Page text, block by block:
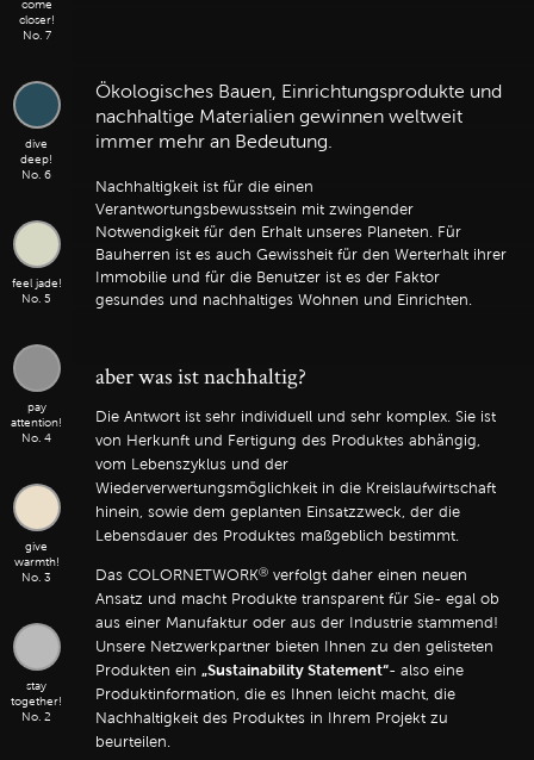
come
closer!
No. 7
dive
deep!
No. 6
feel jade!
No. 5
pay
attention!
No. 4
give
warmth!
No. 3
stay
together!
No. 2
Ökologisches Bauen, Einrichtungsprodukte und
nachhaltige Materialien gewinnen weltweit
immer mehr an Bedeutung.
Nachhaltigkeit ist für die einen
Verantwortungsbewusstsein mit zwingender
Notwendigkeit für den Erhalt unseres Planeten. Für
Bauherren ist es auch Gewissheit für den Werterhalt ihrer
Immobilie und für die Benutzer ist es der Faktor
gesundes und nachhaltiges Wohnen und Einrichten.
aber was ist nachhaltig?
Die Antwort ist sehr individuell und sehr komplex. Sie ist
von Herkunft und Fertigung des Produktes abhängig,
vom Lebenszyklus und der
Wiederverwertungsmöglichkeit in die Kreislaufwirtschaft
hinein, sowie dem geplanten Einsatzzweck, der die
Lebensdauer des Produktes maßgeblich bestimmt.
Das COLORNETWORKⓇ verfolgt daher einen neuen
Ansatz und macht Produkte transparent für Sie- egal ob
aus einer Manufaktur oder aus der Industrie stammend!
Unsere Netzwerkpartner bieten Ihnen zu den gelisteten
Produkten ein „Sustainability Statement“- also eine
Produktinformation, die es Ihnen leicht macht, die
Nachhaltigkeit des Produktes in Ihrem Projekt zu
beurteilen.